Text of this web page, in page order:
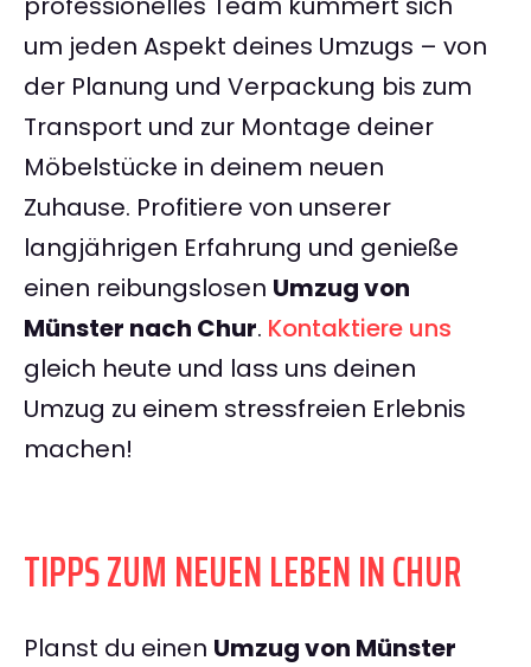
um jeden Aspekt deines Umzugs – von
der Planung und Verpackung bis zum
Transport und zur Montage deiner
Möbelstücke in deinem neuen
Zuhause. Profitiere von unserer
langjährigen Erfahrung und genieße
einen reibungslosen Umzug von
Münster nach Chur. Kontaktiere uns
gleich heute und lass uns deinen
Umzug zu einem stressfreien Erlebnis
machen!
TIPPS ZUM NEUEN LEBEN IN CHUR
Planst du einen Umzug von Münster